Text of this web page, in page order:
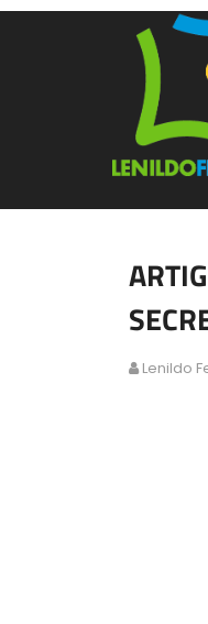
Lenildo